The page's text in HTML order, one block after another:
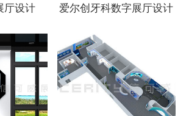
厅设计 爱尔创牙科数字展厅设计